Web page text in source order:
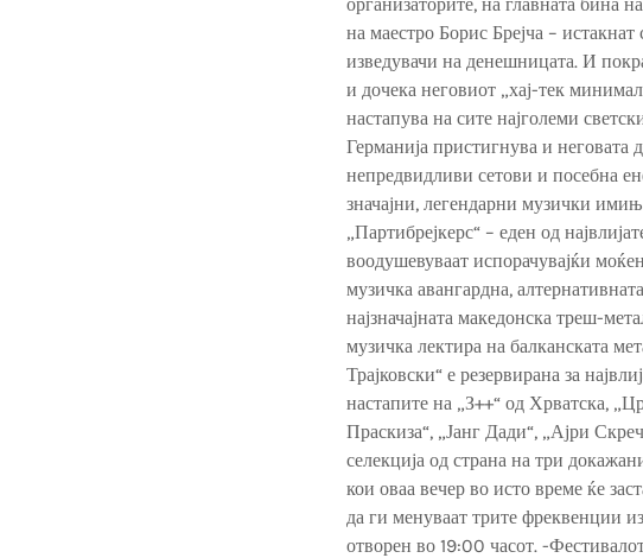
на маестро Борис Брејча – истакнат
изведувачи на денешницата. И
и дочека неговиот „хај-тек
настапува на сите најголеми
Германија пристигнува и
непредвидливи сетови и посебна
значајни, легендарни музички
„Партибрејкерс“ – еден од
воодушевуваат испорачувајќи
музичка авангардна,
најзначајната македонска треш-
музичка лектира на балканската
Трајковски“ е резервирана за
настапите на „З++“ од Хрватска,
Праскиза“, „Јанг Дади“, „Ајри
селекција од страна на три
кои оваа вечер во исто време ќе
да ги менуваат трите фреквенции
отворен во 19:00 часот. -